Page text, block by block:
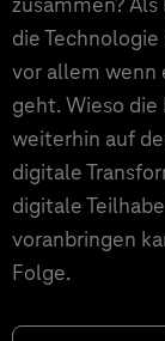
die
vor allem wenn
geht. Wieso
weiterhin auf
digitale
digitale
voranbringen
Folge.